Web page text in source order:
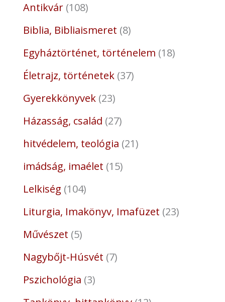
Antikvár 108
Biblia, Bibliaismeret 8
Egyháztörténet, történelem 18
Életrajz, történetek 37
Gyerekkönyvek 23
Házasság, család 27
hitvédelem, teológia 21
imádság, imaélet 15
Lelkiség 104
Liturgia, Imakönyv, Imafüzet 23
Művészet 5
Nagybőjt-Húsvét 7
Pszichológia 3